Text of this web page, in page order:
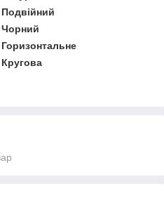
Подвійний
Чорний
Горизонтальне
Кругова